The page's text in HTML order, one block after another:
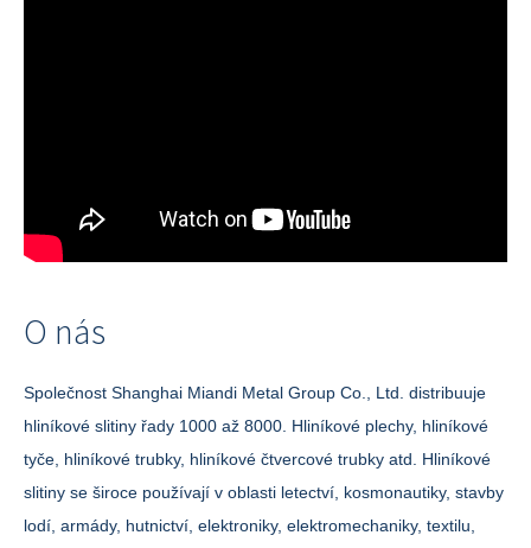
O nás
Společnost Shanghai Miandi Metal Group Co., Ltd. distribuuje
hliníkové slitiny řady 1000 až 8000. Hliníkové plechy, hliníkové
tyče, hliníkové trubky, hliníkové čtvercové trubky atd. Hliníkové
slitiny se široce používají v oblasti letectví, kosmonautiky, stavby
lodí, armády, hutnictví, elektroniky, elektromechaniky, textilu,